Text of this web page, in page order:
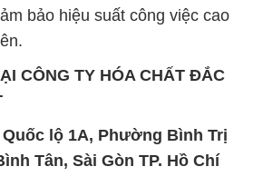
bảo hiệu suất công việc cao
CÔNG TY HÓA CHẤT ĐẮC
Quốc lộ 1A, Phường Bình Trị
Tân, Sài Gòn TP. Hồ Chí